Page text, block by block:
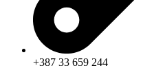
+387 33 659 244